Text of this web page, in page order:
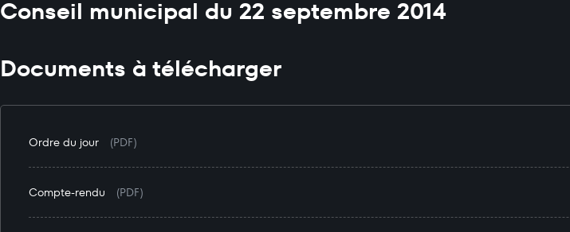
Conseil municipal du 22 septembre 2014
Documents à télécharger
Ordre du jour (PDF)
Compte-rendu (PDF)